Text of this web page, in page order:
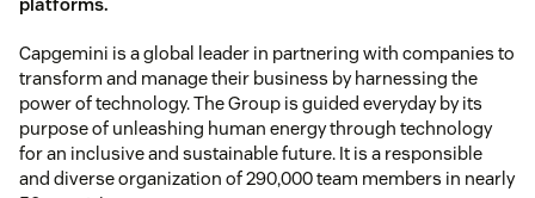
Capgemini is a global leader in partnering with companies to
transform and manage their business by harnessing the
power of technology. The Group is guided everyday by its
purpose of unleashing human energy through technology
for an inclusive and sustainable future. It is a responsible
and diverse organization of 290,000 team members in nearly